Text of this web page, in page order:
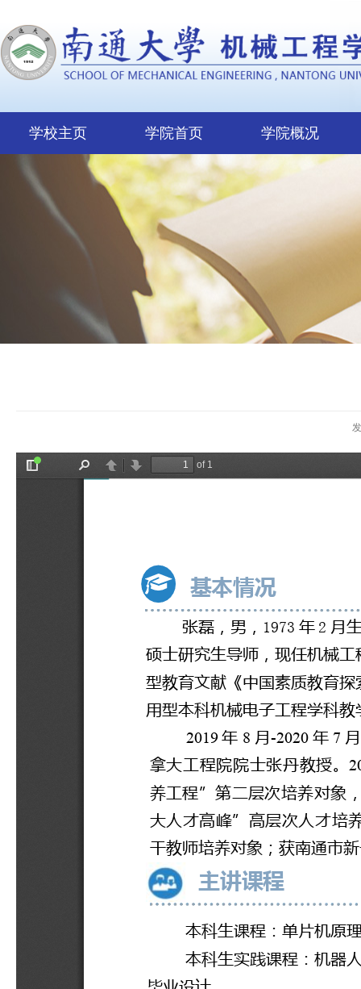
学校主页 学院首页 学院概况